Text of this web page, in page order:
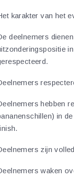
karakter van het
deelnemers
hebben
in
zijn
waken